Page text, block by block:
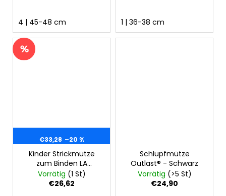
4 | 45-48 cm 1 | 36-38 cm
€33,28 –20 %
Kinder Strickmütze
zum Binden LA
Outlast® - Helle
Rauchfarbe
Vorrätig (1 St)
€26,62
Schlupfmütze
Outlast® - Schwarz
Vorrätig (>5 St)
€24,90